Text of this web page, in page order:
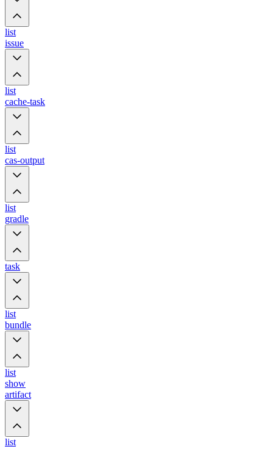
list
issue
list
cache-task
list
cas-output
list
gradle
task
list
bundle
list
show
artifact
list